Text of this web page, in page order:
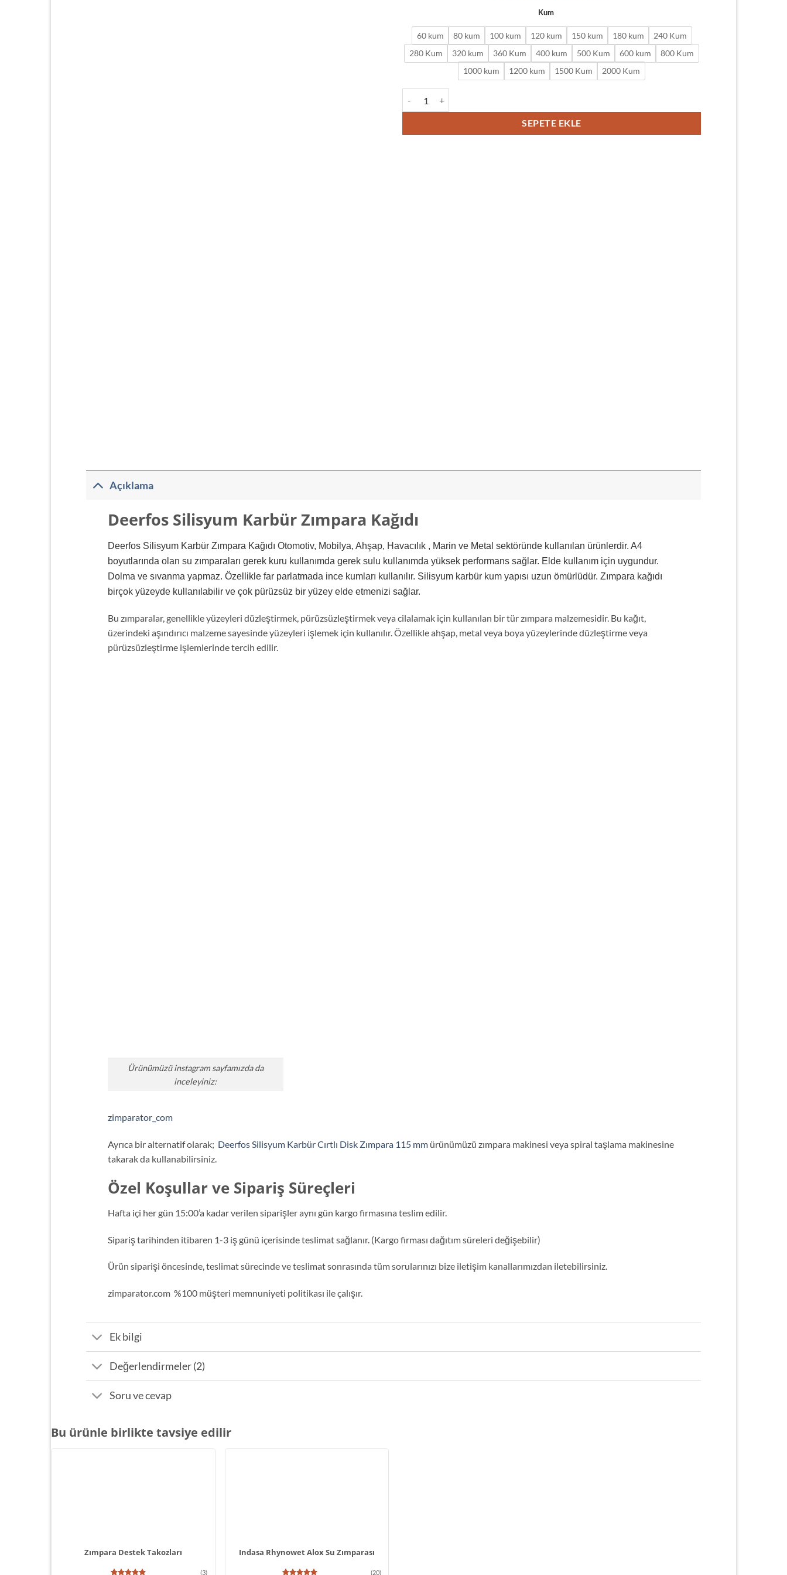
Kum
60 kum 80 kum 100 kum 120 kum 150 kum 180 kum
240 Kum
280 Kum
320 kum 360 Kum 400 kum 500 Kum 600 kum
800 Kum
1000 kum
1200 kum 1500 Kum 2000 Kum
SEPETE EKLE
Açıklama
Deerfos Silisyum Karbür Zımpara Kağıdı
Deerfos Silisyum Karbür Zımpara Kağıdı Otomotiv, Mobilya, Ahşap, Havacılık , Marin ve Metal sektöründe kullanılan ürünlerdir. A4
boyutlarında olan su zımparaları gerek kuru kullanımda gerek sulu kullanımda yüksek performans sağlar. Elde kullanım için uygundur.
Dolma ve sıvanma yapmaz. Özellikle far parlatmada ince kumları kullanılır. Silisyum karbür kum yapısı uzun ömürlüdür. Zımpara kağıdı
birçok yüzeyde kullanılabilir ve çok pürüzsüz bir yüzey elde etmenizi sağlar.
Bu zımparalar, genellikle yüzeyleri düzleştirmek, pürüzsüzleştirmek veya cilalamak için kullanılan bir tür zımpara malzemesidir. Bu kağıt,
üzerindeki aşındırıcı malzeme sayesinde yüzeyleri işlemek için kullanılır. Özellikle ahşap, metal veya boya yüzeylerinde düzleştirme veya
pürüzsüzleştirme işlemlerinde tercih edilir.
Ürünümüzü instagram sayfamızda da
inceleyiniz:
zimparator_com
Ayrıca bir alternatif olarak; Deerfos Silisyum Karbür Cırtlı Disk Zımpara 115 mm ürünümüzü zımpara makinesi veya spiral taşlama makinesine
takarak da kullanabilirsiniz.
Özel Koşullar ve Sipariş Süreçleri
Hafta içi her gün 15:00’a kadar verilen siparişler aynı gün kargo firmasına teslim edilir.
Sipariş tarihinden itibaren 1-3 iş günü içerisinde teslimat sağlanır. (Kargo firması dağıtım süreleri değişebilir)
Ürün siparişi öncesinde, teslimat sürecinde ve teslimat sonrasında tüm sorularınızı bize iletişim kanallarımızdan iletebilirsiniz.
zimparator.com %100 müşteri memnuniyeti politikası ile çalışır.
Ek bilgi
Değerlendirmeler (2)
Soru ve cevap
Bu ürünle birlikte tavsiye edilir
Zımpara Destek Takozları
(3)
Indasa Rhynowet Alox Su Zımparası
(20)